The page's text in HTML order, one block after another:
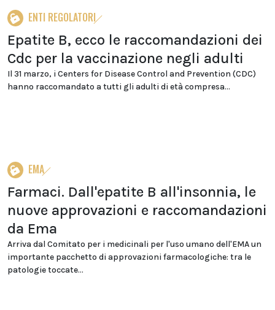
ENTI REGOLATORI
Epatite B, ecco le raccomandazioni dei
Cdc per la vaccinazione negli adulti
Il 31 marzo, i Centers for Disease Control and Prevention (CDC)
hanno raccomandato a tutti gli adulti di età compresa...
EMA
Farmaci. Dall'epatite B all'insonnia, le
nuove approvazioni e raccomandazioni
da Ema
Arriva dal Comitato per i medicinali per l'uso umano dell'EMA un
importante pacchetto di approvazioni farmacologiche: tra le
patologie toccate...